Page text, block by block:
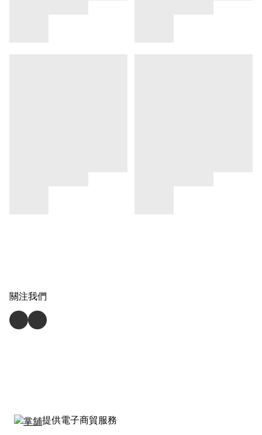
關注我們
提供電子商貿服務